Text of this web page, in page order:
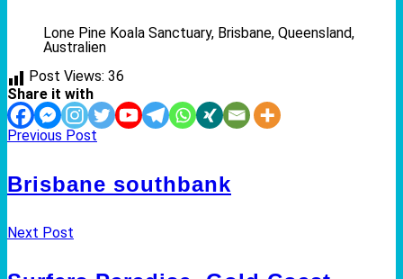
Lone Pine Koala Sanctuary, Brisbane, Queensland,
Australien
Post Views: 36
Share it with
Previous Post
Brisbane southbank
Next Post